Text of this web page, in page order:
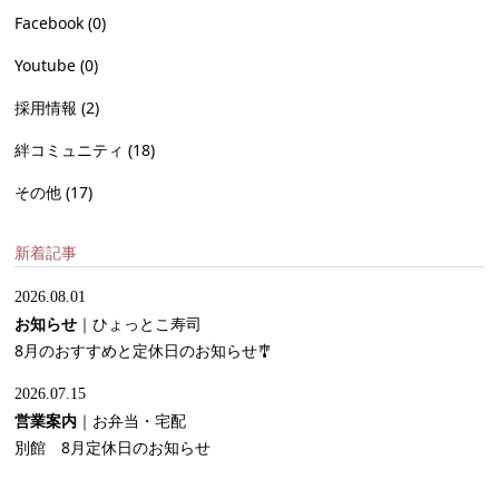
Facebook(0)
Youtube(0)
採用情報(2)
絆コミュニティ(18)
その他(17)
新着記事
2026.08.01
お知らせ ｜ひょっとこ寿司
8月のおすすめと定休日のお知らせ🎐
2026.07.15
営業案内 ｜ お弁当・宅配
別館 8月定休日のお知らせ